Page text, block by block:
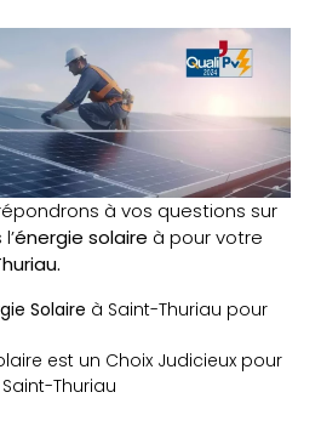
à vos questions sur
énergie solaire à pour votre
Solaire à Saint-Thuriau pour
est un Choix Judicieux pour
Thuriau